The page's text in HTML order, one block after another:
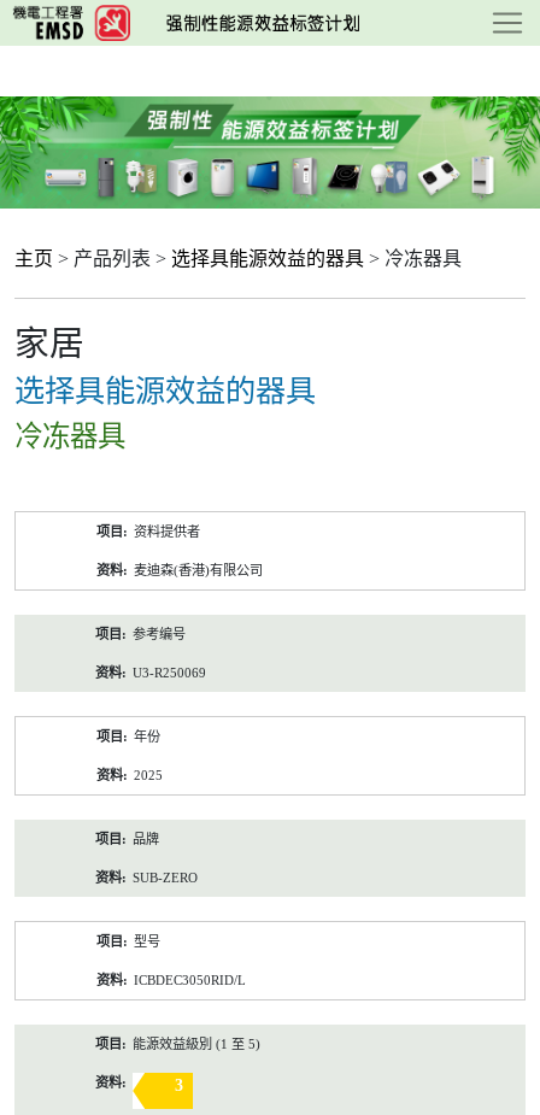
跳
至
要
内
容
主页 > 产品列表 > 选择具能源效益的器具 > 冷冻器具
家居
选择具能源效益的器具
冷冻器具
资料提供者
麦迪森(香港)有限公司
参考编号
U3-R250069
年份
2025
品牌
SUB-ZERO
型号
ICBDEC3050RID/L
能源效益級別 (1 至 5)
3